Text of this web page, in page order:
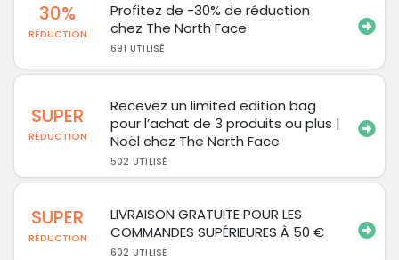
30%
RÉDUCTION
Profitez de -30% de réduction
chez The North Face
691 UTILISÉ
SUPER
RÉDUCTION
Recevez un limited edition bag
pour l’achat de 3 produits ou plus |
Noël chez The North Face
502 UTILISÉ
SUPER
RÉDUCTION
LIVRAISON GRATUITE POUR LES
COMMANDES SUPÉRIEURES À 50 €
602 UTILISÉ